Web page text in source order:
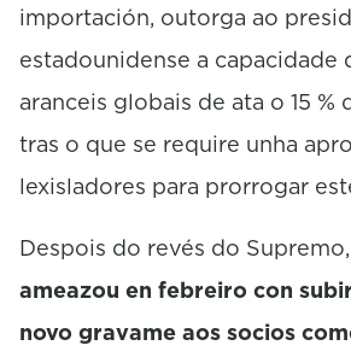
importación, outorga ao
estadounidense a capacidade
aranceis globais de ata o 15 %
tras o que se require unha
lexisladores para prorrogar
Despois do revés do Supremo,
ameazou en febreiro con
novo gravame aos socios